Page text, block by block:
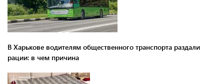
В Харькове водителям общественного транспорта раздали
рации: в чем причина